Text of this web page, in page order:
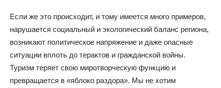
Если же это происходит, и тому имеется много примеров,
нарушается социальный и экологический баланс региона,
возникают политическое напряжение и даже опасные
ситуации вплоть до терактов и гражданской войны.
Туризм теряет свою миротворческую функцию и
превращается в «яблоко раздора». Мы не хотим